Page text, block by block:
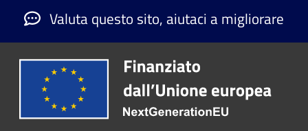
Valuta questo sito, aiutaci a migliorare